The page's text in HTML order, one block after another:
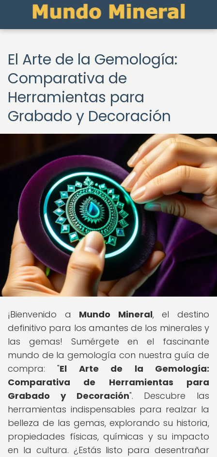
El Arte de la Gemología:
Comparativa de
Herramientas para
Grabado y Decoración
¡Bienvenido a Mundo Mineral, el destino
definitivo para los amantes de los minerales y
las gemas! Sumérgete en el fascinante
mundo de la gemología con nuestra guía de
compra: "El Arte de la Gemología:
Comparativa de Herramientas para
Grabado y Decoración". Descubre las
herramientas indispensables para realzar la
belleza de las gemas, explorando su historia,
propiedades físicas, químicas y su impacto
en la cultura. ¿Estás listo para desentrañar